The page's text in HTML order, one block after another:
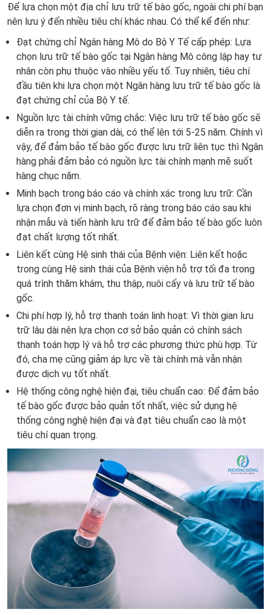
Để lựa chọn một địa chỉ lưu trữ tế bào gốc, ngoài chi phí bạn
nên lưu ý đến nhiều tiêu chí khác nhau. Có thể kể đến như:
Đạt chứng chỉ Ngân hàng Mô do Bộ Y Tế cấp phép: Lựa
chọn lưu trữ tế bào gốc tại Ngân hàng Mô công lập hay tư
nhân còn phụ thuộc vào nhiều yếu tố. Tuy nhiên, tiêu chí
đầu tiên khi lựa chọn một Ngân hàng lưu trữ tế bào gốc là
đạt chứng chỉ của Bộ Y tế.
Nguồn lực tài chính vững chắc: Việc lưu trữ tế bào gốc sẽ
diễn ra trong thời gian dài, có thể lên tới 5-25 năm. Chính vì
vậy, để đảm bảo tế bào gốc được lưu trữ liên tục thì Ngân
hàng phải đảm bảo có nguồn lực tài chính mạnh mẽ suốt
hàng chục năm.
Minh bạch trong báo cáo và chính xác trong lưu trữ: Cần
lựa chọn đơn vị minh bạch, rõ ràng trong báo cáo sau khi
nhận mẫu và tiến hành lưu trữ để đảm bảo tế bào gốc luôn
đạt chất lượng tốt nhất.
Liên kết cùng Hệ sinh thái của Bệnh viện: Liên kết hoặc
trong cùng Hệ sinh thái của Bệnh viện hỗ trợ tối đa trong
quá trình thăm khám, thu thập, nuôi cấy và lưu trữ tế bào
gốc.
Chi phí hợp lý, hỗ trợ thanh toán linh hoạt: Vì thời gian lưu
trữ lâu dài nên lựa chọn cơ sở bảo quản có chính sách
thanh toán hợp lý và hỗ trợ các phương thức phù hợp. Từ
đó, cha mẹ cũng giảm áp lực về tài chính mà vẫn nhận
được dịch vụ tốt nhất.
Hệ thống công nghệ hiện đại, tiêu chuẩn cao: Để đảm bảo
tế bào gốc được bảo quản tốt nhất, việc sử dụng hệ
thống công nghệ hiện đại và đạt tiêu chuẩn cao là một
tiêu chí quan trọng.